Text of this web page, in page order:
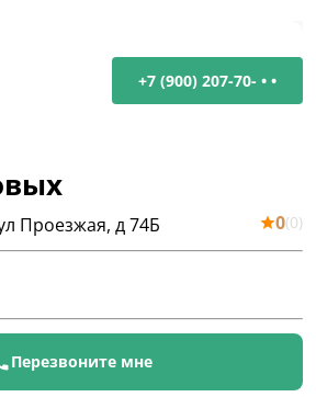
+7 (900) 207-70- • •
Проезжая, д 74Б 0(0)
Перезвоните мне